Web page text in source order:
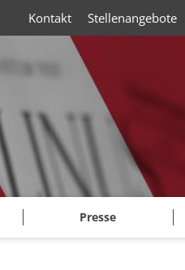
Presse
Kontakt Stellenangebote